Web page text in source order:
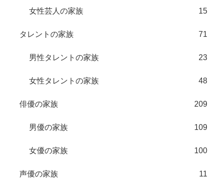
女性芸人の家族 15
タレントの家族 71
男性タレントの家族 23
女性タレントの家族 48
俳優の家族 209
男優の家族 109
女優の家族 100
声優の家族 11